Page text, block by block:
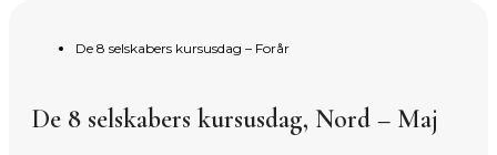
De 8 selskabers kursusdag – Forår
De 8 selskabers kursusdag, Nord – Maj